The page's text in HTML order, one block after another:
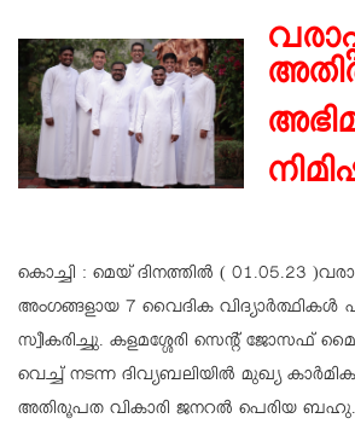
കൊച്ചി : മെയ് ദിനത്തില്‍ ( 01.05.23
അംഗങ്ങളായ 7 വൈദിക വിദ്യാർത്ഥികൾ
സ്വീകരിച്ചു. കളമശ്ശേരി സെന്റ് ജോസഫ്
വെച്ച് നടന്ന ദിവ്യബലിയിൽ മുഖ്യ
അതിരൂപത വികാരി ജനറൽ പെരിയ